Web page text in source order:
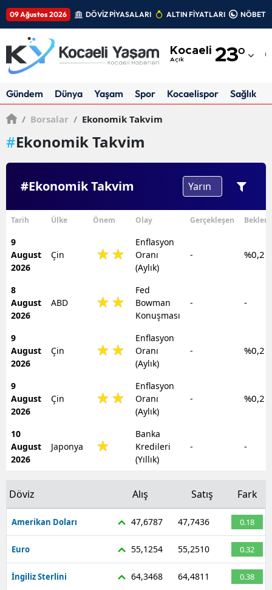
09 Ağustos 2026 DÖVİZ PİYASALARI ALTIN FİYATLARI
Kocaeli
Açık 23°
Adıyaman
Ankara
Antalya
Artvin
Balıkesir
Denizli
Diyarbakır
Elazığ
Gündem Dünya Yaşam Spor Kocaelispor Sağlık
/ Borsalar / Ekonomik Takvim
#Ekonomik Takvim
#Ekonomik Takvim
Tarih Ülke Önem Olay Gerçekleşen
9
August
2026
Çin
Enflasyon
Oranı
(Aylık)
- %0,2
8
August
2026
ABD
Fed
Bowman
Konuşması
- -
9
August
2026
Çin
Enflasyon
Oranı
(Aylık)
- %0,2
9
August
2026
Çin
Enflasyon
Oranı
(Aylık)
- %0,2
10
August
2026
Japonya
Banka
Kredileri
(Yıllık)
- -
Döviz Alış Satış Fark
Amerikan Doları 47,6787 47,7436 0.18
Euro 55,1254 55,2510 0.32
İngiliz Sterlini 64,3468 64,4811 0.38